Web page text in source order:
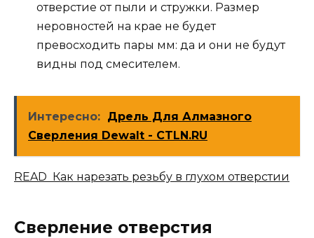
отверстие от пыли и стружки. Размер
неровностей на крае не будет
превосходить пары мм: да и они не будут
видны под смесителем.
Интересно: Дрель Для Алмазного
Сверления Dewalt - CTLN.RU
READ Как нарезать резьбу в глухом отверстии
Сверление отверстия